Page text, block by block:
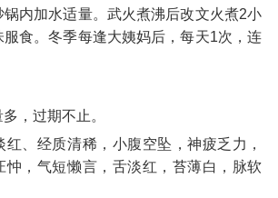
锅内加水适量。武火煮沸后改文火煮2小
服食。冬季每逢大姨妈后，每天1次，连
，过期不止。
、经质清稀，小腹空坠，神疲乏力，
忡，气短懒言，舌淡红，苔薄白，脉软